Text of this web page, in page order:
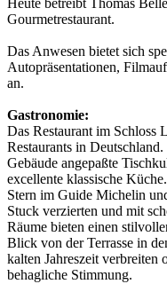
Heute betreibt Thomas
Gourmetrestaurant.
Das Anwesen bietet sich
Autopräsentationen,
an.
Gastronomie:
Das Restaurant im Schloss
Restaurants in
Gebäude angepaßte
excellente klassische
Stern im Guide Michelin
Stuck verzierten und mit
Räume bieten einen
Blick von der Terrasse in
kalten Jahreszeit
behagliche Stimmung.